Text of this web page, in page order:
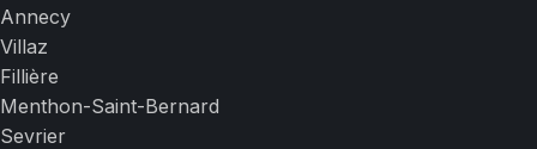
Annecy
Villaz
Fillière
Menthon-Saint-Bernard
Sevrier